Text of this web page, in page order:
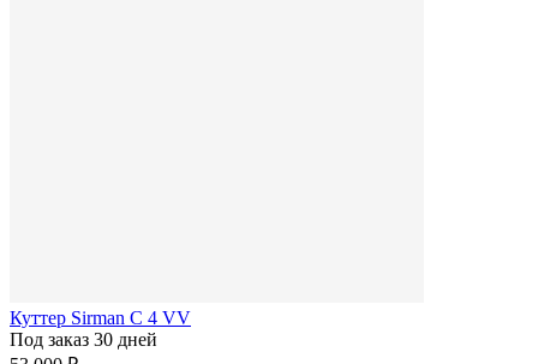
Куттер Sirman C 4 VV
Под заказ 30 дней